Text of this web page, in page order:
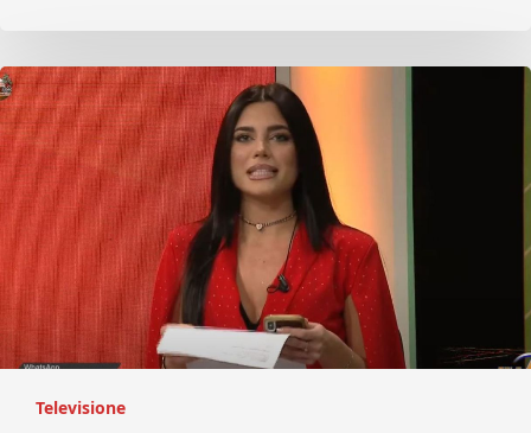
Televisione